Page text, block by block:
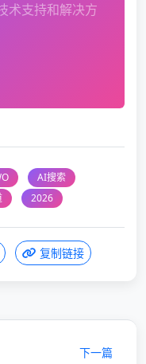
术支持和解决方
AI搜索
2026
复制链接
下一篇